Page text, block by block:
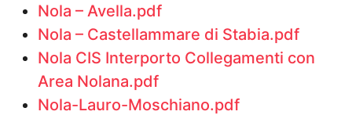
Nola – Avella.pdf
Nola – Castellammare di Stabia.pdf
Nola CIS Interporto Collegamenti con
Area Nolana.pdf
Nola-Lauro-Moschiano.pdf